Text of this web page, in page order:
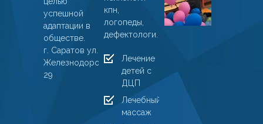
успешной
адаптации в
обществе.
г. Саратов ул.
Железнодорожная,
29
кпн,
логопеды,
дефектологи.
Лечение
детей с
ДЦП
Лечебный
массаж